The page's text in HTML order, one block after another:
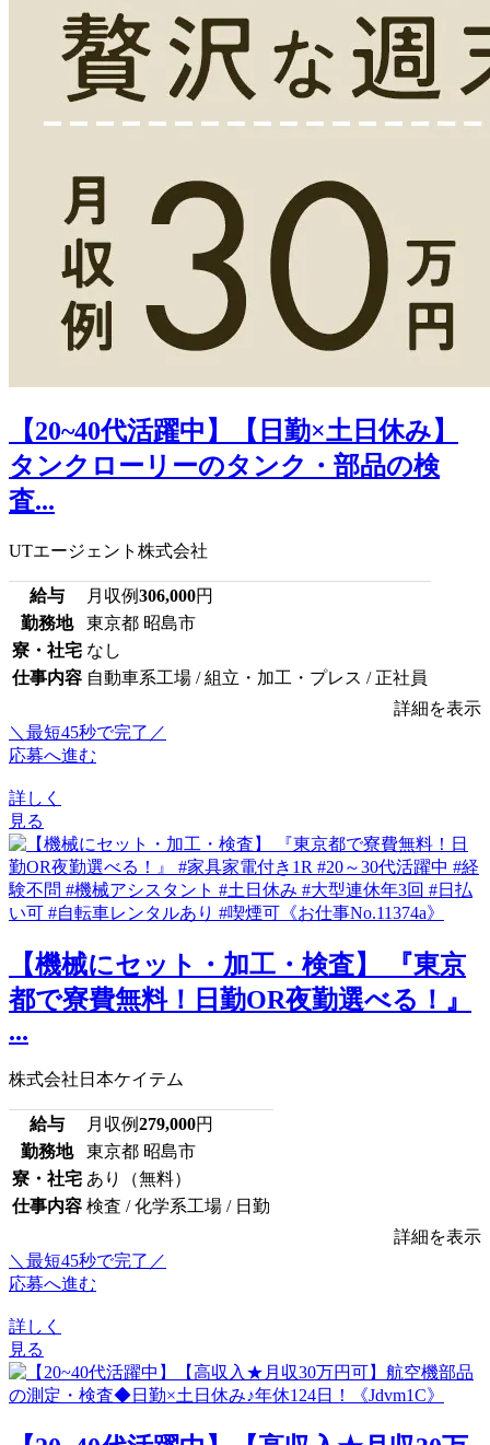
【20~40代活躍中】【日勤×土日休み】
タンクローリーのタンク・部品の検
査...
UTエージェント株式会社
給与 月収例306,000円
勤務地
東京都 昭島市
寮・社宅 なし
仕事内容 自動車系工場 / 組立・加工・プレス / 正社員
詳細を表示
＼最短45秒で完了／
応募へ進む
詳しく
見る
【機械にセット・加工・検査】 『東京
都で寮費無料！日勤OR夜勤選べる！』
...
株式会社日本ケイテム
給与 月収例279,000円
勤務地
東京都 昭島市
寮・社宅 あり（無料）
仕事内容 検査 / 化学系工場 / 日勤
詳細を表示
＼最短45秒で完了／
応募へ進む
詳しく
見る